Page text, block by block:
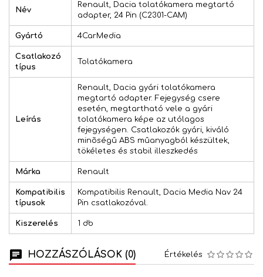
Név
Renault, Dacia tolatókamera megtartó
adapter, 24 Pin (C2301-CAM)
Gyártó 4CarMedia
Csatlakozó
típus
Tolatókamera
Leírás
Renault, Dacia gyári tolatókamera
megtartó adapter. Fejegység csere
esetén, megtartható vele a gyári
tolatókamera képe az utólagos
fejegységen. Csatlakozók gyári, kiváló
minõségû ABS mûanyagból készültek,
tökéletes és stabil illeszkedés
Márka Renault
Kompatibilis
típusok
Kompatibilis Renault, Dacia Media Nav 24
Pin csatlakozóval.
Kiszerelés 1 db
HOZZÁSZÓLÁSOK (0) Értékelés